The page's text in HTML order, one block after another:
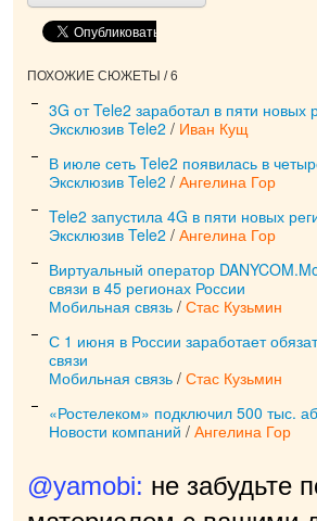
ПОХОЖИЕ СЮЖЕТЫ / 6
3G от Tele2 заработал в пяти новых
Эксклюзив Tele2 / Иван Кущ
В июле сеть Tele2 появилась в
Эксклюзив Tele2 / Ангелина Гор
Tele2 запустила 4G в пяти новых
Эксклюзив Tele2 / Ангелина Гор
Виртуальный оператор
связи в 45 регионах России
Мобильная связь / Стас Кузьмин
С 1 июня в России заработает
связи
Мобильная связь / Стас Кузьмин
«Ростелеком» подключил 500 тыс.
Новости компаний / Ангелина Гор
@yamobi: не забудьте